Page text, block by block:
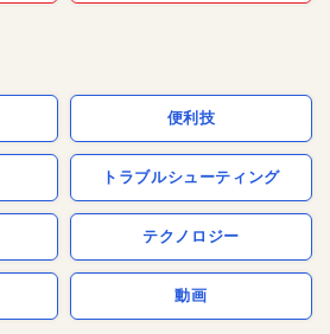
便利技
トラブルシューティング
テクノロジー
動画